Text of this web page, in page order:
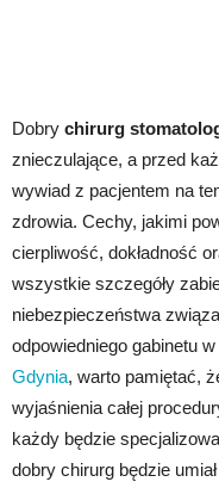
Dobry chirurg
znieczulające, a przed
wywiad z pacjentem na
zdrowia. Cechy, jakimi
cierpliwość, dokładność
wszystkie szczegóły
niebezpieczeństwa
odpowiedniego gabinetu
Gdynia, warto pamiętać,
wyjaśnienia całej
każdy będzie
dobry chirurg będzie